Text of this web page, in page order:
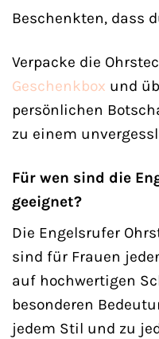
Beschenkten, dass
Verpacke die
Geschenkbox und
persönlichen
zu einem
Für wen sind die
geeignet?
Die Engelsrufer
sind für Frauen
auf hochwertigen
besonderen
jedem Stil und zu